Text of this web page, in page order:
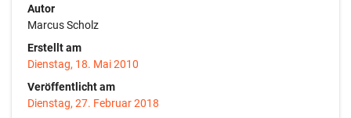
Autor
Marcus Scholz
Erstellt am
Dienstag, 18. Mai 2010
Veröffentlicht am
Dienstag, 27. Februar 2018